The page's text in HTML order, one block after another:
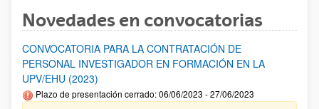
Novedades en convocatorias
CONVOCATORIA PARA LA CONTRATACIÓN DE
PERSONAL INVESTIGADOR EN FORMACIÓN EN LA
UPV/EHU (2023)
Plazo de presentación cerrado: 06/06/2023 - 27/06/2023